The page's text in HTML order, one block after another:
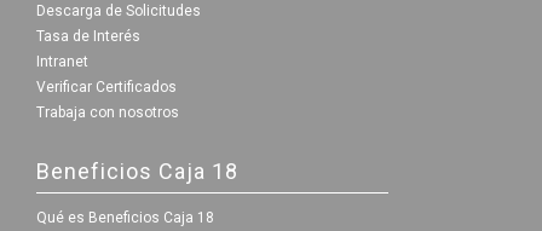
Descarga de Solicitudes
Tasa de Interés
Intranet
Verificar Certificados
Trabaja con nosotros
Beneficios Caja 18
Qué es Beneficios Caja 18